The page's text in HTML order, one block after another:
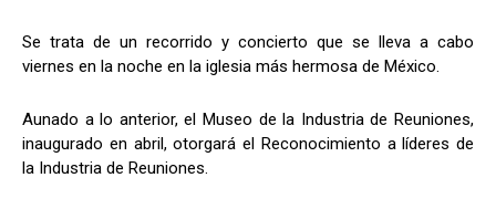
Se trata de un recorrido y concierto que se lleva a cabo
viernes en la noche en la iglesia más hermosa de México.
Aunado a lo anterior, el Museo de la Industria de Reuniones,
inaugurado en abril, otorgará el Reconocimiento a líderes de
la Industria de Reuniones.